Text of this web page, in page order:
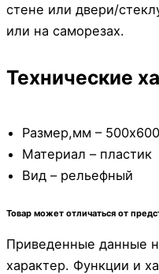
стене или двери/
или на саморезах.
Технические
Размер,мм – 500х600
Материал – пластик
Вид – рельефный
Товар может отличаться от
Приведенные данные
характер. Функции и